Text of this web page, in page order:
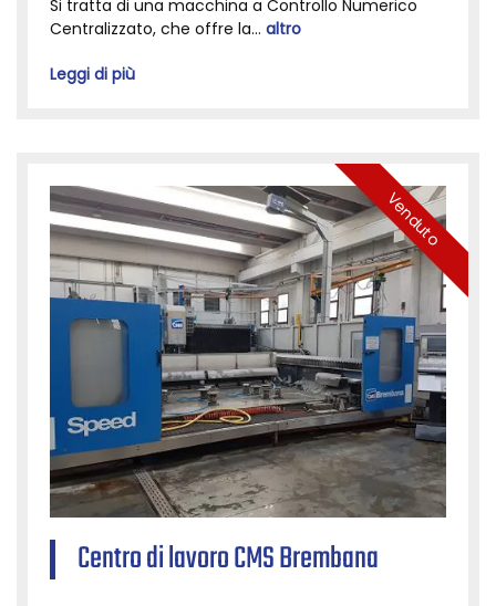
Si tratta di una macchina a Controllo Numerico
Centralizzato, che offre la... altro
Leggi di più
Venduto
Centro di lavoro CMS Brembana